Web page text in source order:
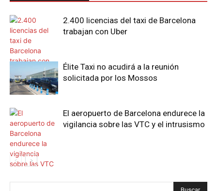
2.400 licencias del taxi de Barcelona
trabajan con Uber
Élite Taxi no acudirá a la reunión
solicitada por los Mossos
El aeropuerto de Barcelona endurece la
vigilancia sobre las VTC y el intrusismo